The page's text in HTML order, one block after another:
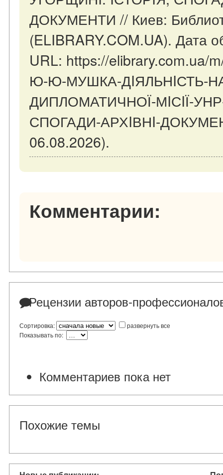
ДОКУМЕНТИ // Киев:
(ELIBRARY.COM.UA). Дата
URL: https://
Ю-Ю-МУШКА-ДIЯЛЬНIСТЬ-
ДИПЛОМАТИЧНОЇ-МIСIЇ-
СПОГАДИ-АРХIВНI-
06.08.2026).
Комментарии:
Рецензии авторов-
Сортировка:
развернуть все
Показывать по:
Комментариев пока нет
Похожие темы